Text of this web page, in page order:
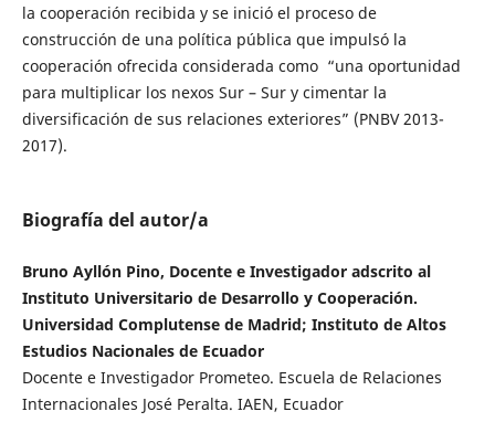
la cooperación recibida y se inició el proceso de
construcción de una política pública que impulsó la
cooperación ofrecida considerada como “una oportunidad
para multiplicar los nexos Sur – Sur y cimentar la
diversificación de sus relaciones exteriores” (PNBV 2013-
2017).
Biografía del autor/a
Bruno Ayllón Pino, Docente e Investigador adscrito al
Instituto Universitario de Desarrollo y Cooperación.
Universidad Complutense de Madrid; Instituto de Altos
Estudios Nacionales de Ecuador
Docente e Investigador Prometeo. Escuela de Relaciones
Internacionales José Peralta. IAEN, Ecuador